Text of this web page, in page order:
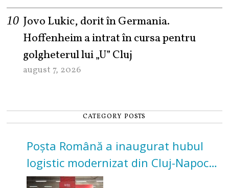
Jovo Lukic, dorit în Germania.
Hoffenheim a intrat în cursa pentru
golgheterul lui „U” Cluj
august 7, 2026
CATEGORY POSTS
Poșta Română a inaugurat hubul
logistic modernizat din Cluj-Napoca.
Investiție de 3 milioane de euro